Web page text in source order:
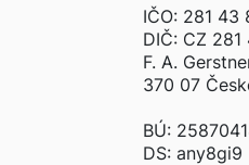
IČO: 281 43
DIČ: CZ
F. A.
370 07
BÚ:
DS: any8gi9